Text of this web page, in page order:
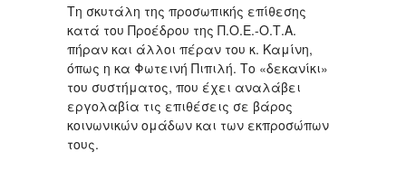
Τη σκυτάλη της προσωπικής επίθεσης
κατά του Προέδρου της Π.Ο.Ε.-Ο.Τ.Α.
πήραν και άλλοι πέραν του κ. Καμίνη,
όπως η κα Φωτεινή Πιπιλή. Το «δεκανίκι»
του συστήματος, που έχει αναλάβει
εργολαβία τις επιθέσεις σε βάρος
κοινωνικών ομάδων και των εκπροσώπων
τους.